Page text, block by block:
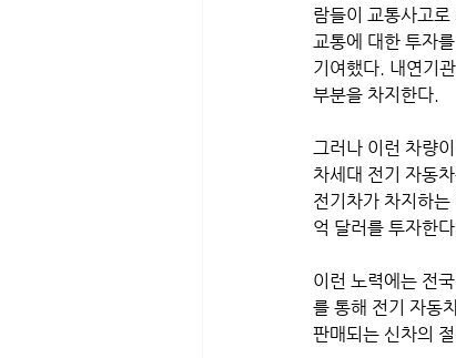
람들이 교통사고
교통에 대한 투자
기여했다. 내연기
부분을 차지한다.
그러나 이런 차량
차세대 전기 자동
전기차가 차지하
억 달러를 투자한
이런 노력에는 전
를 통해 전기 자동
판매되는 신차의